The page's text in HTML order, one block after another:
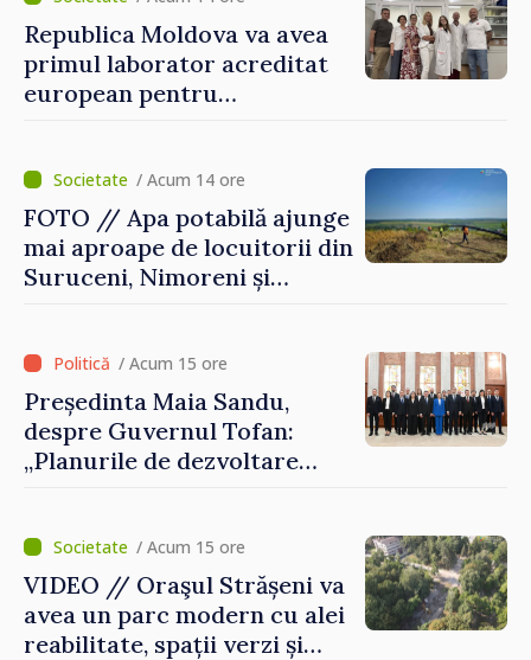
Republica Moldova va avea
primul laborator acreditat
european pentru
/ Acum 14 ore
FOTO // Apa potabilă ajunge
mai aproape de locuitorii din
Suruceni, Nimoreni și
/ Acum 15 ore
Președinta Maia Sandu,
despre Guvernul Tofan:
„Planurile de dezvoltare
stabilitate pentru a reuși”
/ Acum 15 ore
VIDEO // Oraşul Strășeni va
avea un parc modern cu alei
reabilitate, spații verzi și